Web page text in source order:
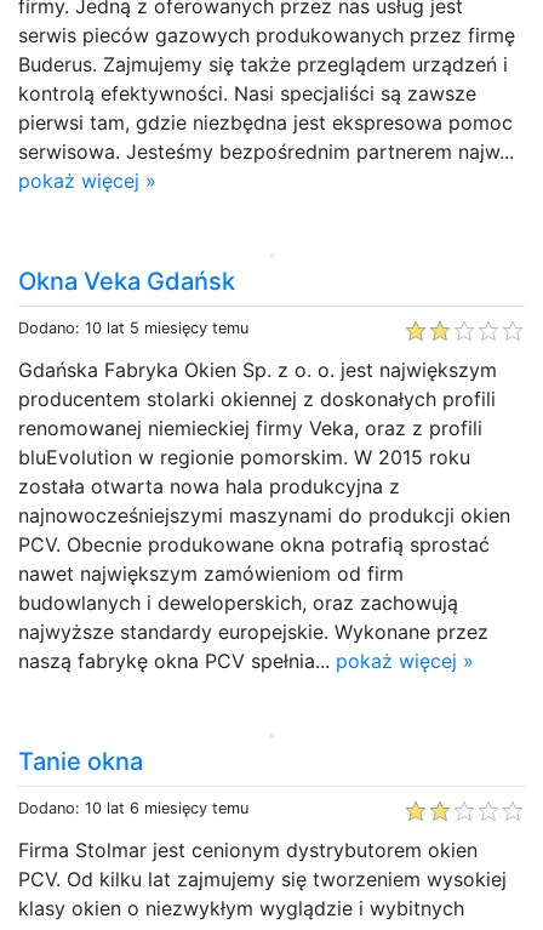
firmy. Jedną z oferowanych przez nas usług jest
serwis pieców gazowych produkowanych przez firmę
Buderus. Zajmujemy się także przeglądem urządzeń i
kontrolą efektywności. Nasi specjaliści są zawsze
pierwsi tam, gdzie niezbędna jest ekspresowa pomoc
serwisowa. Jesteśmy bezpośrednim partnerem najw...
pokaż więcej »
Okna Veka Gdańsk
Dodano: 10 lat 5 miesięcy temu
Gdańska Fabryka Okien Sp. z o. o. jest największym
producentem stolarki okiennej z doskonałych profili
renomowanej niemieckiej firmy Veka, oraz z profili
bluEvolution w regionie pomorskim. W 2015 roku
została otwarta nowa hala produkcyjna z
najnowocześniejszymi maszynami do produkcji okien
PCV. Obecnie produkowane okna potrafią sprostać
nawet największym zamówieniom od firm
budowlanych i deweloperskich, oraz zachowują
najwyższe standardy europejskie. Wykonane przez
naszą fabrykę okna PCV spełnia... pokaż więcej »
Tanie okna
Dodano: 10 lat 6 miesięcy temu
Firma Stolmar jest cenionym dystrybutorem okien
PCV. Od kilku lat zajmujemy się tworzeniem wysokiej
klasy okien o niezwykłym wyglądzie i wybitnych